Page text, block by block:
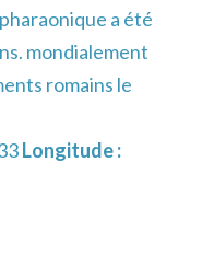
a été
mondialement
romains le
Longitude :